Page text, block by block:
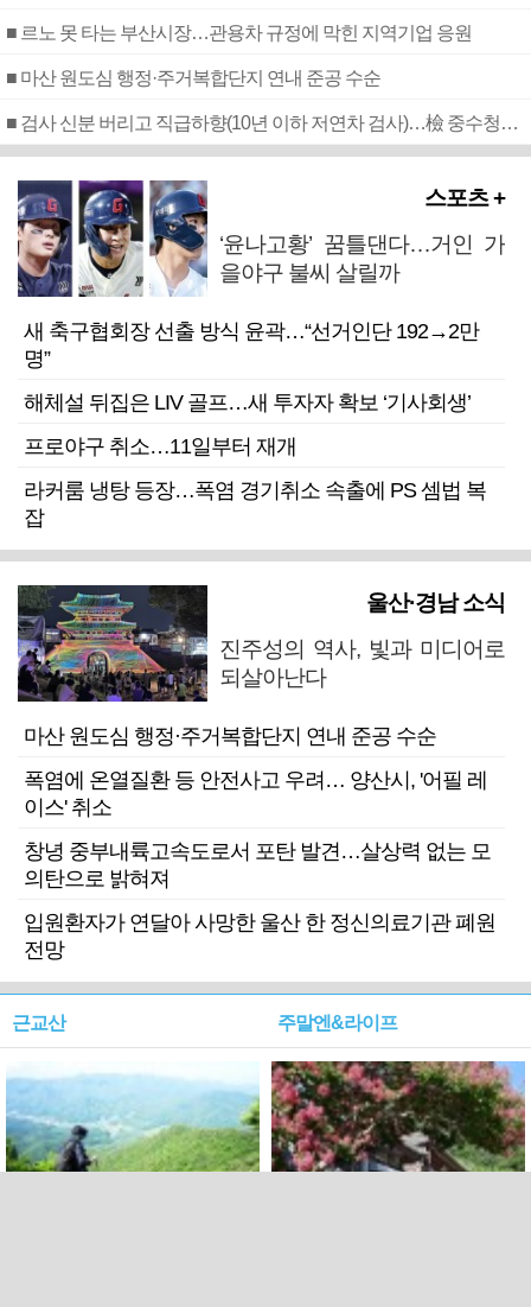
■ 르노 못 타는 부산시장…관용차 규정에 막힌 지역기업 응원
■ 마산 원도심 행정·주거복합단지 연내 준공 수순
■ 검사 신분 버리고 직급하향(10년 이하 저연차 검사)…檢 중수청행 기피
스포츠 +
‘윤나고황’ 꿈틀댄다…거인 가
을야구 불씨 살릴까
새 축구협회장 선출 방식 윤곽…“선거인단 192→2만
명”
해체설 뒤집은 LIV 골프…새 투자자 확보 ‘기사회생’
프로야구 취소…11일부터 재개
라커룸 냉탕 등장…폭염 경기취소 속출에 PS 셈법 복
잡
울산·경남 소식
진주성의 역사, 빛과 미디어로
되살아난다
마산 원도심 행정·주거복합단지 연내 준공 수순
폭염에 온열질환 등 안전사고 우려… 양산시, '어필 레
이스' 취소
창녕 중부내륙고속도로서 포탄 발견…살상력 없는 모
의탄으로 밝혀져
입원환자가 연달아 사망한 울산 한 정신의료기관 폐원
전망
근교산 주말엔&라이프